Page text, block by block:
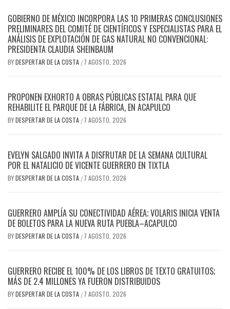
GOBIERNO DE MÉXICO INCORPORA LAS 10 PRIMERAS CONCLUSIONES
PRELIMINARES DEL COMITÉ DE CIENTÍFICOS Y ESPECIALISTAS PARA EL
ANÁLISIS DE EXPLOTACIÓN DE GAS NATURAL NO CONVENCIONAL:
PRESIDENTA CLAUDIA SHEINBAUM
BYDESPERTAR DE LA COSTA / 7 AGOSTO, 2026
PROPONEN EXHORTO A OBRAS PÚBLICAS ESTATAL PARA QUE
REHABILITE EL PARQUE DE LA FÁBRICA, EN ACAPULCO
BYDESPERTAR DE LA COSTA / 7 AGOSTO, 2026
EVELYN SALGADO INVITA A DISFRUTAR DE LA SEMANA CULTURAL
POR EL NATALICIO DE VICENTE GUERRERO EN TIXTLA
BYDESPERTAR DE LA COSTA / 7 AGOSTO, 2026
GUERRERO AMPLÍA SU CONECTIVIDAD AÉREA; VOLARIS INICIA VENTA
DE BOLETOS PARA LA NUEVA RUTA PUEBLA–ACAPULCO
BYDESPERTAR DE LA COSTA / 7 AGOSTO, 2026
GUERRERO RECIBE EL 100% DE LOS LIBROS DE TEXTO GRATUITOS;
MÁS DE 2.4 MILLONES YA FUERON DISTRIBUIDOS
BYDESPERTAR DE LA COSTA / 7 AGOSTO, 2026